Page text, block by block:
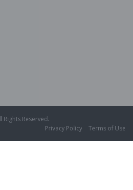
Rights Reserved.
Privacy Policy
Terms of Use